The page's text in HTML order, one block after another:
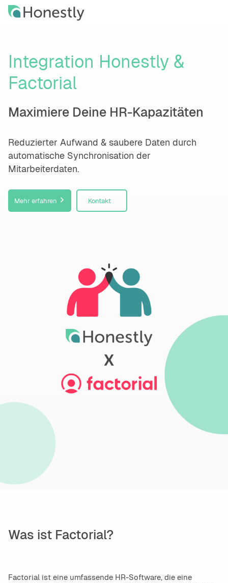
Skip
Skip
Integration Honestly &
Factorial
Maximiere Deine HR-Kapazitäten
Reduzierter Aufwand & saubere Daten durch
automatische Synchronisation der
Mitarbeiterdaten.
Mehr erfahren Kontakt
Was ist Factorial?
Factorial ist eine umfassende HR-Software, die eine